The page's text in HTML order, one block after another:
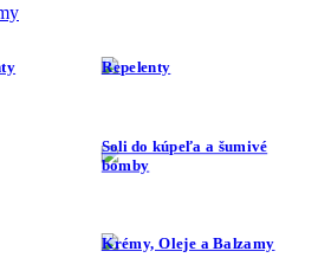
Repelenty
Soli do kúpeľa a šumivé
bomby
Krémy, Oleje a Balzamy